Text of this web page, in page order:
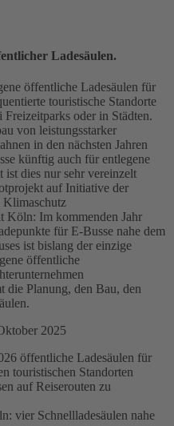
Ladesäulen.
öffentliche Ladesäulen für
touristische Standorte
oder in Städten.
von leistungsstarker
in den nächsten Jahren
künftig auch für entlegene
ist dies nur sehr vereinzelt
auf Initiative der
Klimaschutz
Köln: Im kommenden Jahr
für E‑Busse nahe dem
ist bislang der einzige
öffentliche
die Planung, den Bau, den
2025
öffentliche Ladesäulen für
touristischen Standorten
auf Reiserouten zu
vier Schnellladesäulen nahe